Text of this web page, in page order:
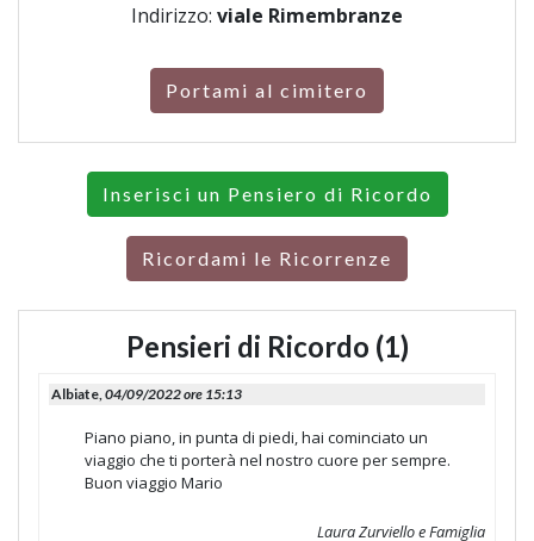
Indirizzo: viale Rimembranze
Portami al cimitero
Inserisci un Pensiero di Ricordo
Ricordami le Ricorrenze
Pensieri di Ricordo (1)
Albiate,04/09/2022 ore 15:13
Piano piano, in punta di piedi, hai cominciato un
viaggio che ti porterà nel nostro cuore per sempre.
Buon viaggio Mario
Laura Zurviello e Famiglia